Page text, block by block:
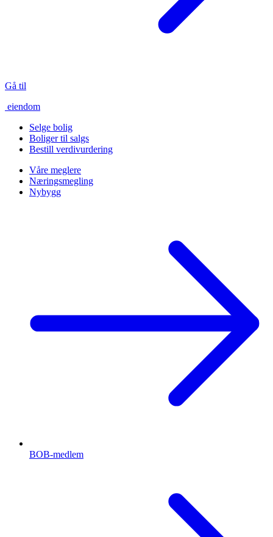
Gå til
eiendom
Selge bolig
Boliger til salgs
Bestill verdivurdering
Våre meglere
Næringsmegling
Nybygg
BOB-medlem